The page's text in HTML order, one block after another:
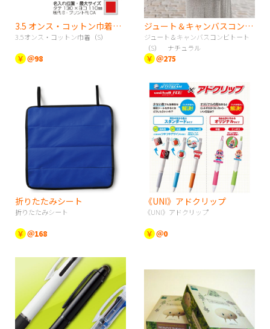
3.5 オンス・コットン巾着（S）
3.5オンス・コットン巾着（S）
￥ ＠98
ジュート＆キャンバスコンビトート（S） ナチュラル
ジュート＆キャンバスコンビトート
（S） ナチュラル
￥ ＠275
折りたたみシート
折りたたみシート
￥ ＠168
《UNI》アドクリップ
《UNI》アドクリップ
￥ ＠0